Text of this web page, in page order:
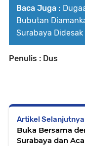
Baca Juga :
Bubutan
Surabaya
Penulis : Dus
Artikel Selanjutnya
Buka Bersama
Surabaya dan